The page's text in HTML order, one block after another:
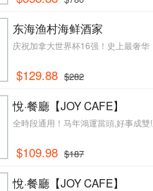
东海渔村海鲜酒家
庆祝加拿大世界杯16强！史上最奢
$129.88 $282
悅·餐廳【JOY CAFE】
全時段通用！马年鴻運當頭,好事成雙
$109.98 $187
悅·餐廳【JOY CAFE】